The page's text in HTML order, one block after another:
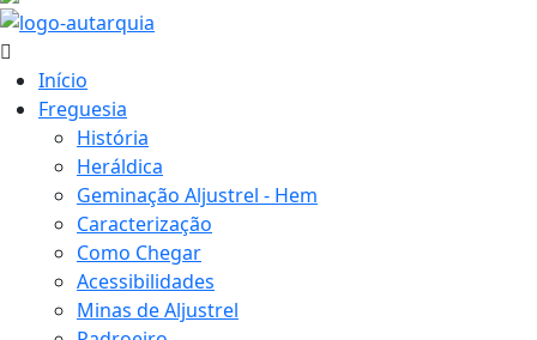
Início
Freguesia
História
Heráldica
Geminação Aljustrel - Hem
Caracterização
Como Chegar
Acessibilidades
Minas de Aljustrel